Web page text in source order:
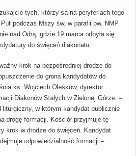
tych, którzy są na peryferiach tego
Put podczas Mszy św. w parafii pw. NMP
nad Odrą, gdzie 19 marca odbyła się
do święceń diakonatu.
krok na bezpośredniej drodze do
do grona kandydatów do
ks. Wojciech Oleśków, dyrektor
Diakonów Stałych w Zielonej Górze. –
liturgiczny, w którym kandydat publicznie
drogę formacji. Kościół przyjmuje tę
krok w drodze do święceń. Kandydat
odpowiedzialność formacji –